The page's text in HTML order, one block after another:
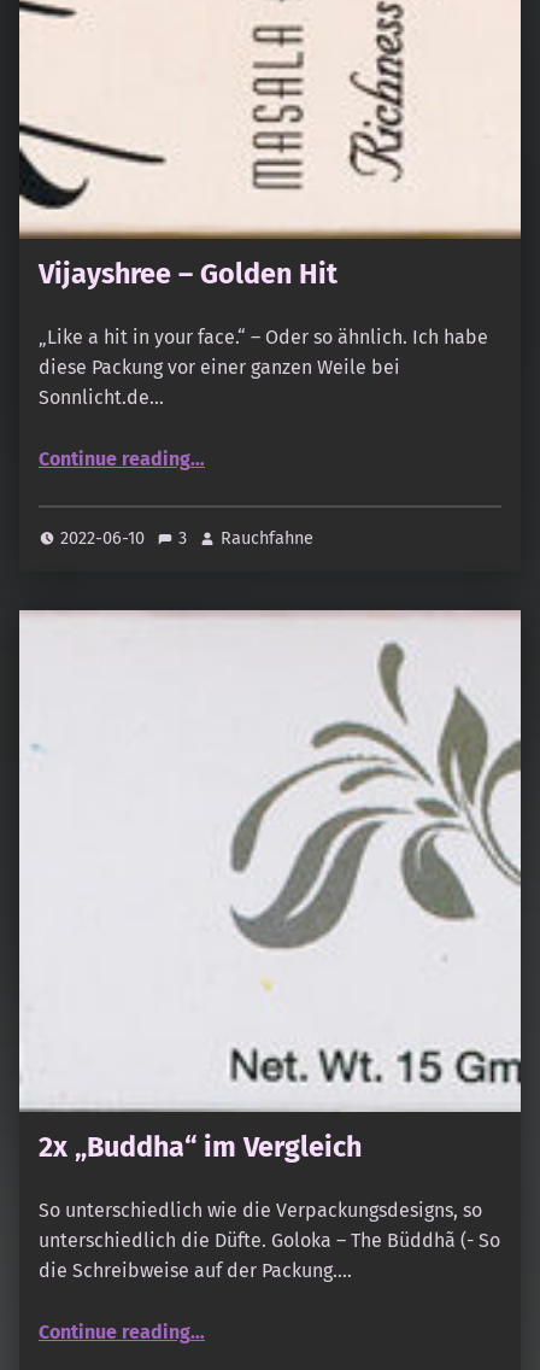
Vijayshree – Golden Hit
„Like a hit in your face.“ – Oder so ähnlich. Ich habe
diese Packung vor einer ganzen Weile bei
Sonnlicht.de…
Continue reading…
2022-06-10 3 Rauchfahne
2x „Buddha“ im Vergleich
So unterschiedlich wie die Verpackungsdesigns, so
unterschiedlich die Düfte. Goloka – The Büddhã (- So
die Schreibweise auf der Packung.…
Continue reading…